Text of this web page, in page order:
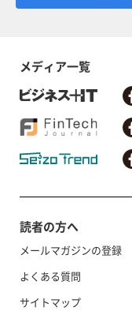
メディア一覧
読者の方へ
メールマガジンの登録
よくある質問
サイトマップ